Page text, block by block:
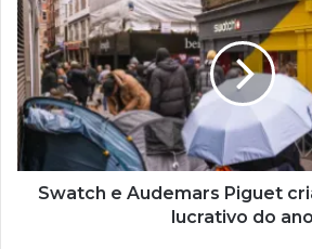
Swatch e Audemars Piguet
lucrativo do ano